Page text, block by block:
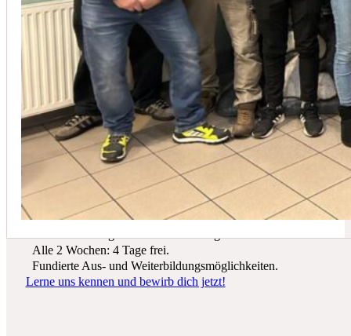
In der Regel empfehlen wir eine Wartung mindestens einmal
Du suchst einen zukunftssicheren Arbeitsplatz? Bei Schicker Technik
erwarten dich spannende Projekte, ein freundliches Team und beste
Entwicklungsmöglichkeiten.
Wir bieten dir:
Ein sicherer Arbeitsplatz in einer krisenfesten Branche.
Alle 2 Wochen: 4 Tage frei.
Fundierte Aus- und Weiterbildungsmöglichkeiten.
Lerne uns kennen und bewirb dich jetzt!